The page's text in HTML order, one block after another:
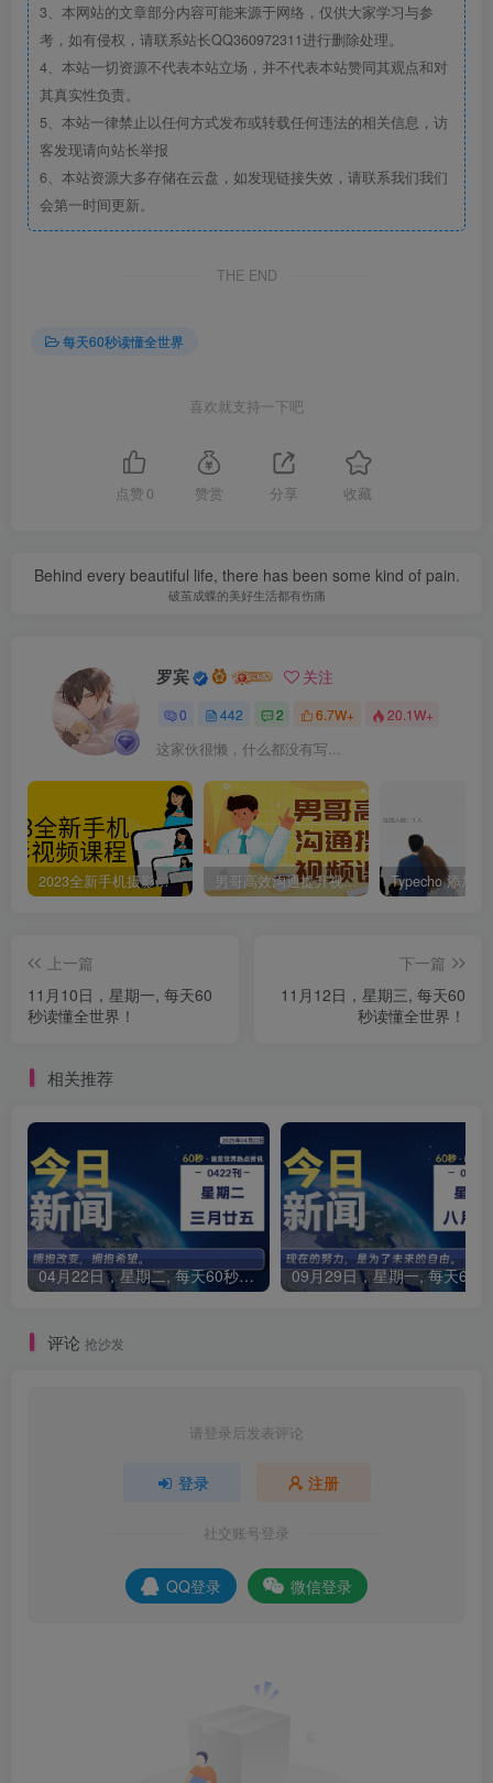
3、本网站的文章部分内容可能来源于网络，仅供大家学习与参
考，如有侵权，请联系站长QQ360972311进行删除处理。
4、本站一切资源不代表本站立场，并不代表本站赞同其观点和对
其真实性负责。
5、本站一律禁止以任何方式发布或转载任何违法的相关信息，访
客发现请向站长举报
6、本站资源大多存储在云盘，如发现链接失效，请联系我们我们
会第一时间更新。
THE END
每天60秒读懂全世界
喜欢就支持一下吧
点赞 0 赞赏 分享 收藏
Behind every beautiful life, there has been some kind of pain.
破茧成蝶的美好生活都有伤痛
罗宾 关注
0 442 2 6.7W+ 20.1W+
这家伙很懒，什么都没有写...
2023全新手机摄影视频课程 男哥高效沟通提升视频课程
上一篇
11月10日，星期一, 每天60
秒读懂全世界！
下一篇
11月12日，星期三, 每天60
秒读懂全世界！
相关推荐
04月22日，星期二, 每天60秒读懂全世界！
评论 抢沙发
请登录后发表评论
登录 注册
社交账号登录
QQ登录 微信登录